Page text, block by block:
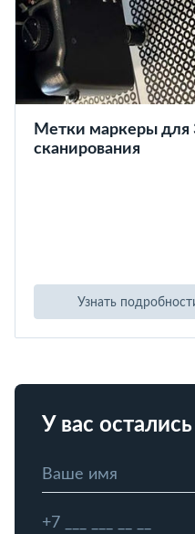
Метки маркеры для
сканирования
Узнать
У вас